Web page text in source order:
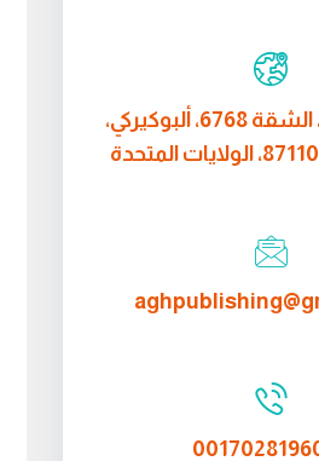
شارع ماونتن، الشقة 6768، ألبوكيركي،